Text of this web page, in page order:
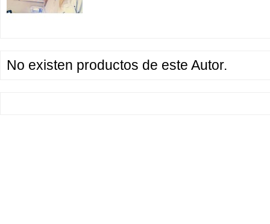
No existen productos de este Autor.